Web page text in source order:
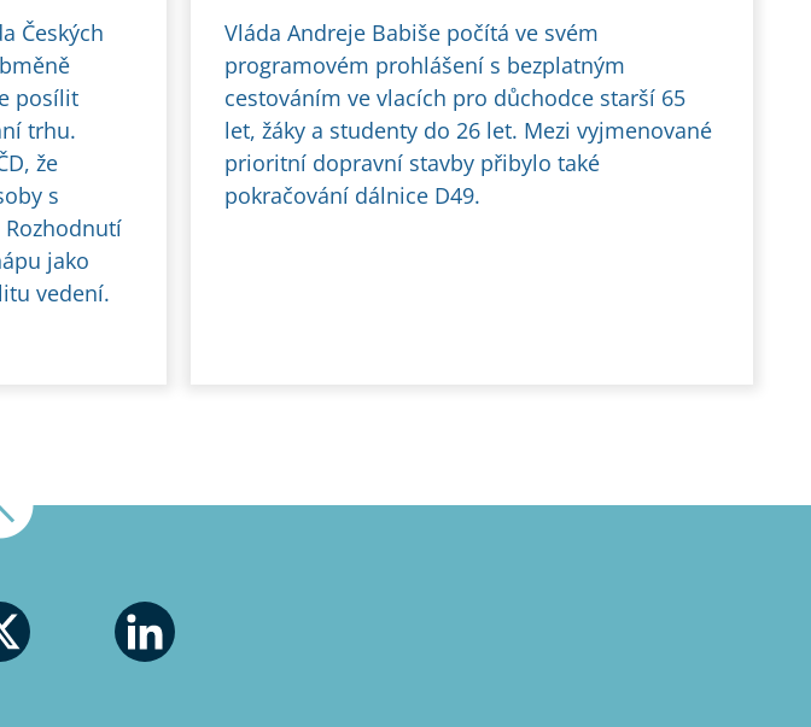
Českých
posílit
trhu.
že
s
jako
vedení.
Vláda Andreje Babiše počítá ve svém
programovém prohlášení s bezplatným
cestováním ve vlacích pro důchodce starší 65
let, žáky a studenty do 26 let. Mezi vyjmenované
prioritní dopravní stavby přibylo také
pokračování dálnice D49.